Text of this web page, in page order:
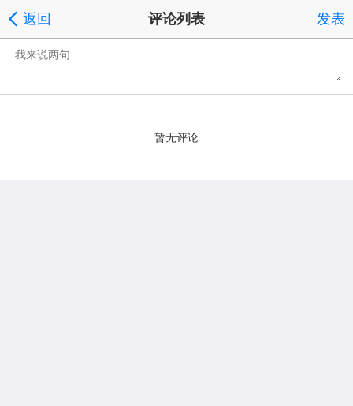
返回 评论列表 发表
暂无评论